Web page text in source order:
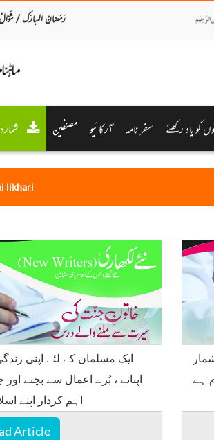
رَمَضانُ المبارَک / شَوَّالُ المُکرَّم 1442
کو یاد رکھئے سفر نامہ آرکائیو مصنفین
likhari
ایک مسلمان کے لئے اپنی
اپنانے ، بُرے اعمال سے بچنے اور
اہم کردار اپنے
Article
ہے